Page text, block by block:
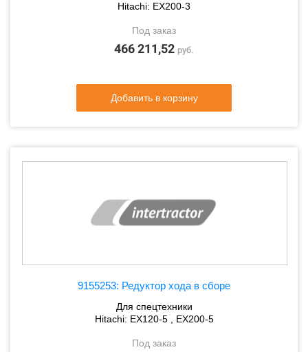
Hitachi: EX200-3
Под заказ
466 211,52 руб.
Добавить в корзину
9155253: Редуктор хода в сборе
Для спецтехники
Hitachi: EX120-5 , EX200-5
Под заказ